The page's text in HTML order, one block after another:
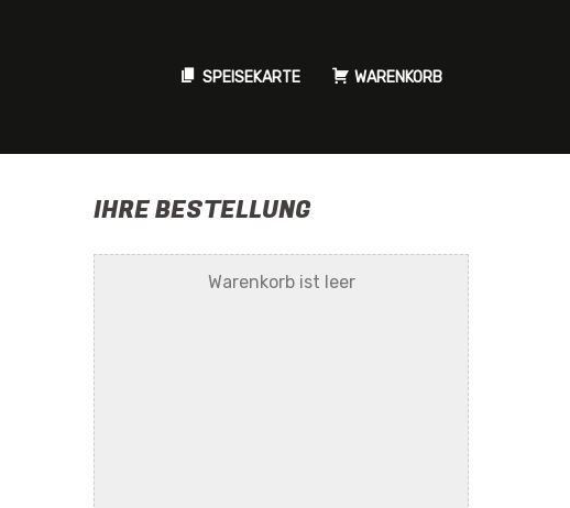
SPEISEKARTE WARENKORB
IHRE BESTELLUNG
Warenkorb ist leer